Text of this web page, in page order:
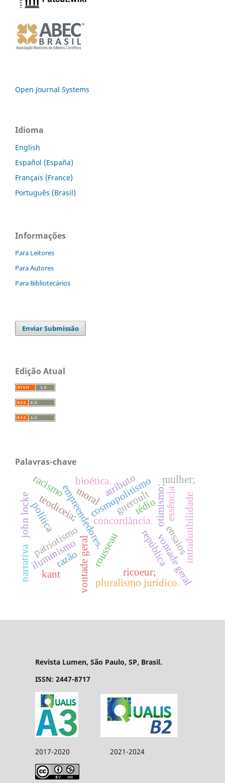
Open Journal Systems
Idioma
English
Español (España)
Français (France)
Português (Brasil)
Informações
Para Leitores
Para Autores
Para Bibliotecários
Enviar Submissão
Edição Atual
Palavras-chave
empreendedores.concordância.
rousseau república
vontade geral
cosmopolitismo
patriotismo vontade geral
pluralismo jurídico.
teodiceia; otimismo;
gueroult
iluminismo
moral
razão
política
ricoeur;
mulher;
kant
atributo
bioética.
tédio
john locke essência intradutibilidade
ensaios
racismo
narrativa
Revista Lumen, São Paulo, SP, Brasil.
ISSN: 2447-8717
2017-2020 2021-2024